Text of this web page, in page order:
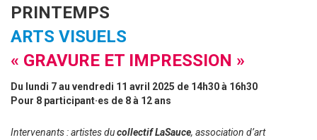
PRINTEMPS
ARTS VISUELS
« GRAVURE ET IMPRESSION »
Du lundi 7 au vendredi 11 avril 2025 de 14h30 à 16h30
Pour 8 participant·es de 8 à 12 ans
Intervenants : artistes ducollectif LaSauce, association d’art